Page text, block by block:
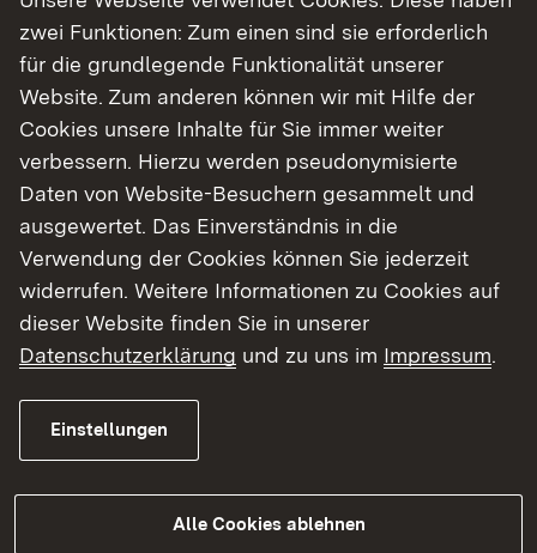
Genehmigung des Verlages erlaubt. Die Ausleihe
der Bildtafelsets ist gebührenfrei und erfolgt an
die kommunalen öffentlichen Bibliotheken im
Regierungsbezirk Freiburg. Bibliotheken und
deren Bildungspartner dürfen die Bildtafeln im
Rahmen einer nichtkommerziellen Vorführung
einsetzen. Sie erheben kein Eintrittsgeld. Das
Kamishibai-Angebot darf nur im Rahmen der
beschriebenen Nutzung verwendet und nicht ins
Netz gestellt werden.
Annotiertes alphabetisches Verzeichnis
Annotiertes systematisches Verzeichnis
Hinweise zur Nutzung und Ausleihe
zwei Funktionen: Zum einen sind sie erforderlich
für die grundlegende Funktionalität unserer
Website. Zum anderen können wir mit Hilfe der
Cookies unsere Inhalte für Sie immer weiter
verbessern. Hierzu werden pseudonymisierte
Daten von Website-Besuchern gesammelt und
ausgewertet. Das Einverständnis in die
Verwendung der Cookies können Sie jederzeit
widerrufen. Weitere Informationen zu Cookies auf
dieser Website finden Sie in unserer
Datenschutzerklärung und zu uns im Impressum.
Einstellungen
Alle Cookies ablehnen